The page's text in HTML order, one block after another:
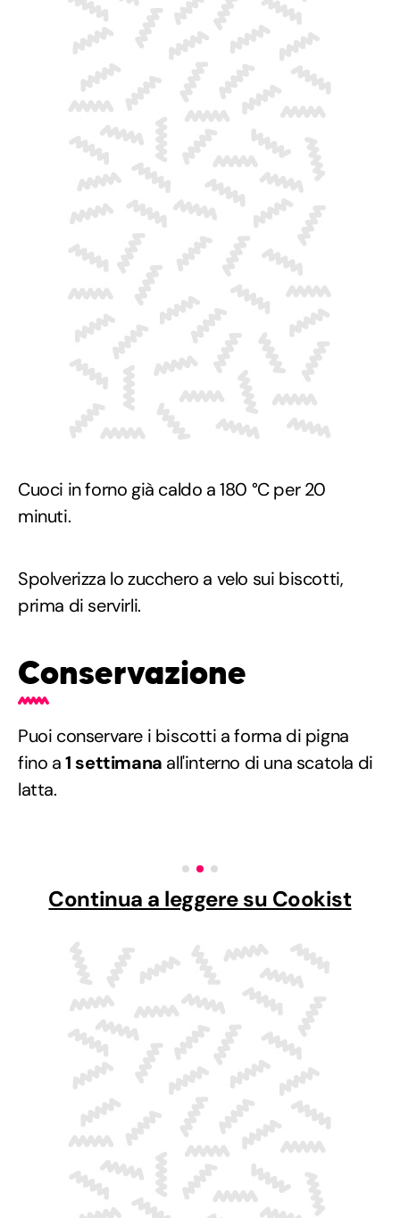
Cuoci in forno già caldo a 180 °C per 20
minuti.
Spolverizza lo zucchero a velo sui biscotti,
prima di servirli.
Conservazione
Puoi conservare i biscotti a forma di pigna
fino a1 settimana all'interno di una scatola di
latta.
Continua a leggere su Cookist